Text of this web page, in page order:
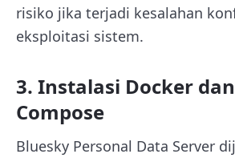
risiko jika terjadi kesalahan
eksploitasi sistem.
3. Instalasi Docker
Compose
Bluesky Personal Data Server